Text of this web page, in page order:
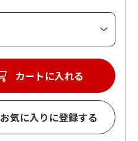
お気に入りに登録する